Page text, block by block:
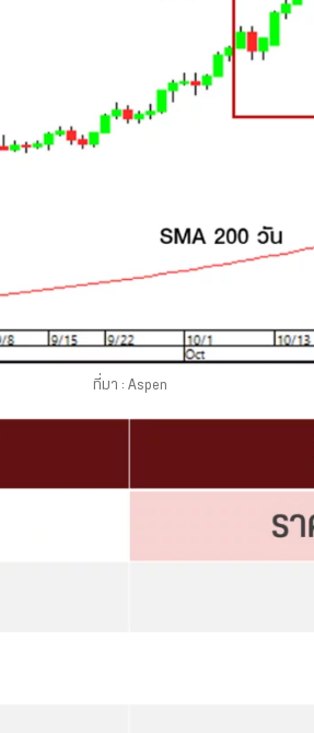
ที่มา : Aspen